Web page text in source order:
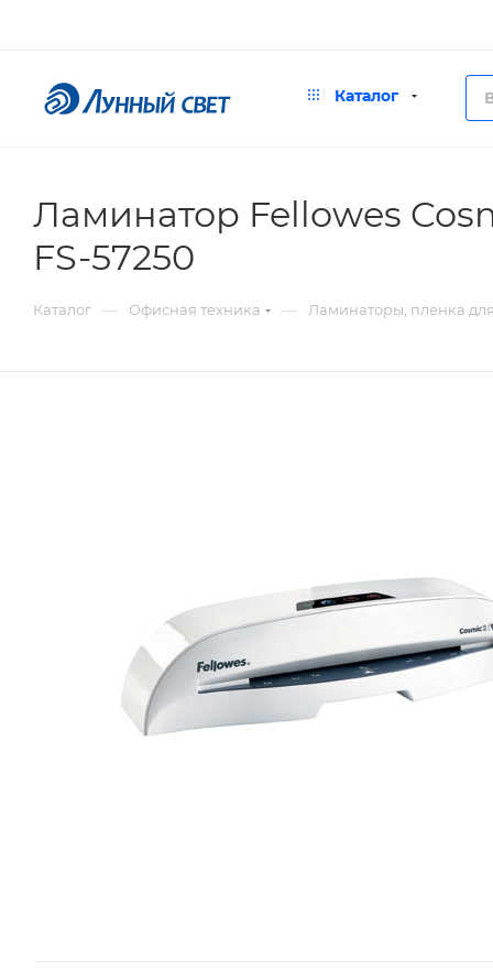
Каталог
Ламинатор Fellowes
FS-57250
Каталог — Офисная техника — Ламинаторы, пленка